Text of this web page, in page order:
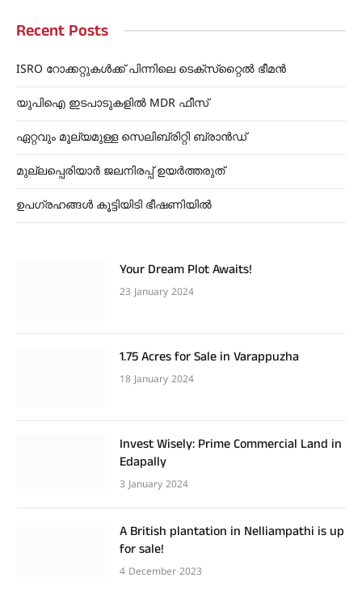
Recent Posts
ISRO റോക്കറ്റുകൾക്ക് പിന്നിലെ ടെക്‌സ്‌റ്റൈൽ ഭീമൻ
യുപിഐ ഇടപാടുകളിൽ MDR ഫീസ്
ഏറ്റവും മൂല്യമുള്ള സെലിബ്രിറ്റി ബ്രാൻഡ്
മുല്ലപ്പെരിയാർ ജലനിരപ്പ് ഉയർത്തരുത്
ഉപഗ്രഹങ്ങൾ കൂട്ടിയിടി ഭീഷണിയിൽ
Your Dream Plot Awaits!
23 January 2024
1.75 Acres for Sale in Varappuzha
18 January 2024
Invest Wisely: Prime Commercial Land in
Edapally
3 January 2024
A British plantation in Nelliampathi is up
for sale!
4 December 2023